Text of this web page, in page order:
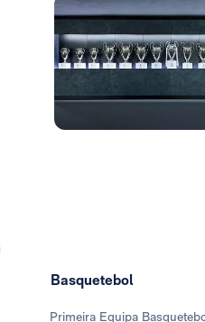
Basquetebol
Primeira Equipa